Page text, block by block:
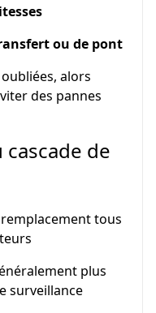
ou de pont
alors
des pannes
de
tous
plus
surveillance